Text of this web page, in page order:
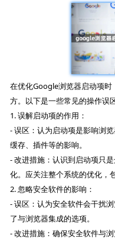
在优化Google浏览器启动项
方。以下是一些常见的操作误
1. 误解启动项的作用：
- 误区：认为启动项是影响浏
缓存、插件等的影响。
- 改进措施：认识到启动项只
化。应关注整个系统的优化，
2. 忽略安全软件的影响：
- 误区：认为安全软件会干扰
了与浏览器集成的选项。
- 改进措施：确保安全软件与